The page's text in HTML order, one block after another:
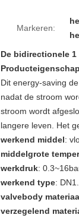
Markeren:
De bidirectionele
Dit energy-saving
nadat de stroom
stroom wordt
langere leven. Het
werkend middel:
middelgrote
werkdruk:
werkend type:
valvebody
verzegelend